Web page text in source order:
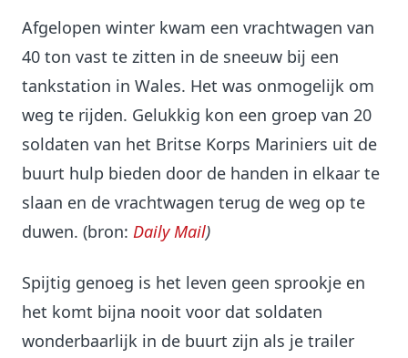
Afgelopen winter kwam een vrachtwagen van
40 ton vast te zitten in de sneeuw bij een
tankstation in Wales. Het was onmogelijk om
weg te rijden. Gelukkig kon een groep van 20
soldaten van het Britse Korps Mariniers uit de
buurt hulp bieden door de handen in elkaar te
slaan en de vrachtwagen terug de weg op te
duwen. (bron: Daily Mail)
Spijtig genoeg is het leven geen sprookje en
het komt bijna nooit voor dat soldaten
wonderbaarlijk in de buurt zijn als je trailer